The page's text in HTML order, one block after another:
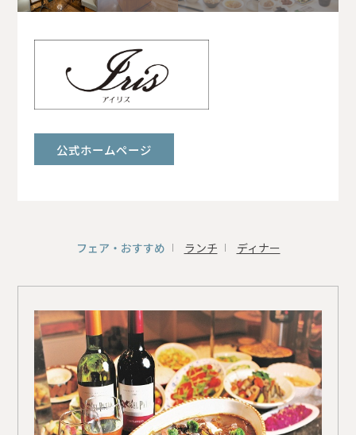
公式ホームページ
フェア・おすすめ ランチ ディナー